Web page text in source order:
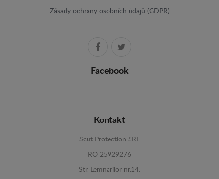
Zásady ochrany osobních údajů (GDPR)
Facebook
Kontakt
Scut Protection SRL
RO 25929276
Str. Lemnarilor nr.14.